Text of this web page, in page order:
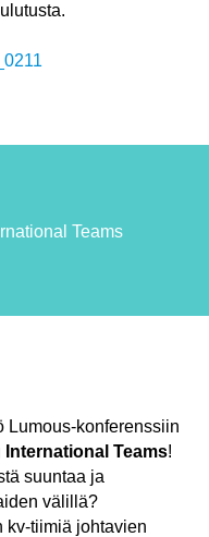
Teams
Lumous-konferenssiin
International Teams!
suuntaa ja
välillä?
kv-tiimiä johtavien